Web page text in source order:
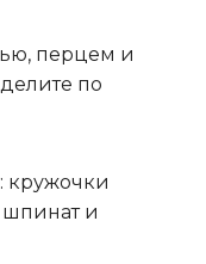
перцем и
по
кружочки
и